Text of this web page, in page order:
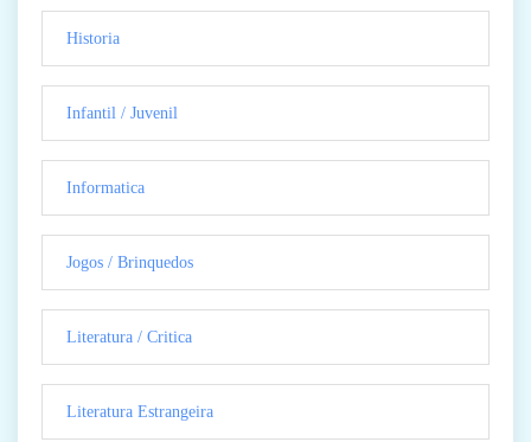
Historia
Infantil / Juvenil
Informatica
Jogos / Brinquedos
Literatura / Critica
Literatura Estrangeira